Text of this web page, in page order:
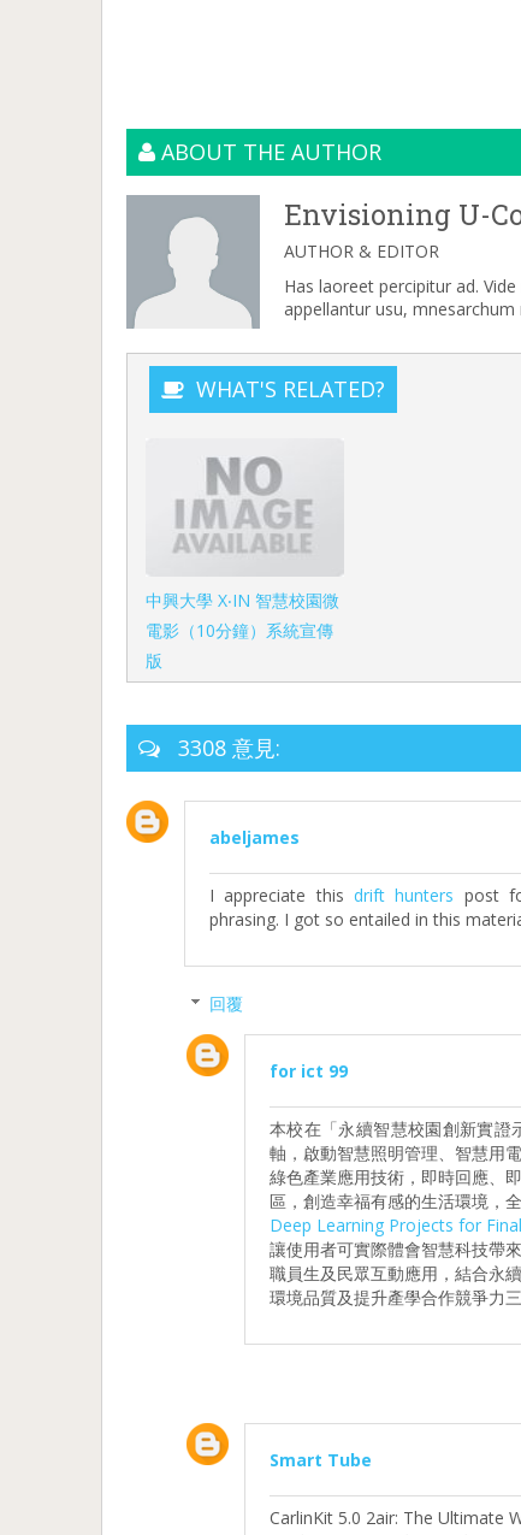
ABOUT THE AUTHOR
Envisioning U-
AUTHOR & EDITOR
Has laoreet percipitur ad.
appellantur usu,
WHAT'S RELATED?
中興大學 X‧IN 智慧校園微
電影（10分鐘）系統宣傳
版
3308 意見:
abeljames
I appreciate thisdrift hunters post
phrasing. I got so entailed in this
回覆
for ict 99
本校在「永續智慧校園創新實證
軸，啟動智慧照明管理、智慧用
綠色產業應用技術，即時回應、
區，創造幸福有感的生活環境，
Deep Learning Projects for
讓使用者可實際體會智慧科技帶
職員生及民眾互動應用，結合永
環境品質及提升產學合作競爭力三
Smart Tube
CarlinKit 5.0 2air: The Ultimate